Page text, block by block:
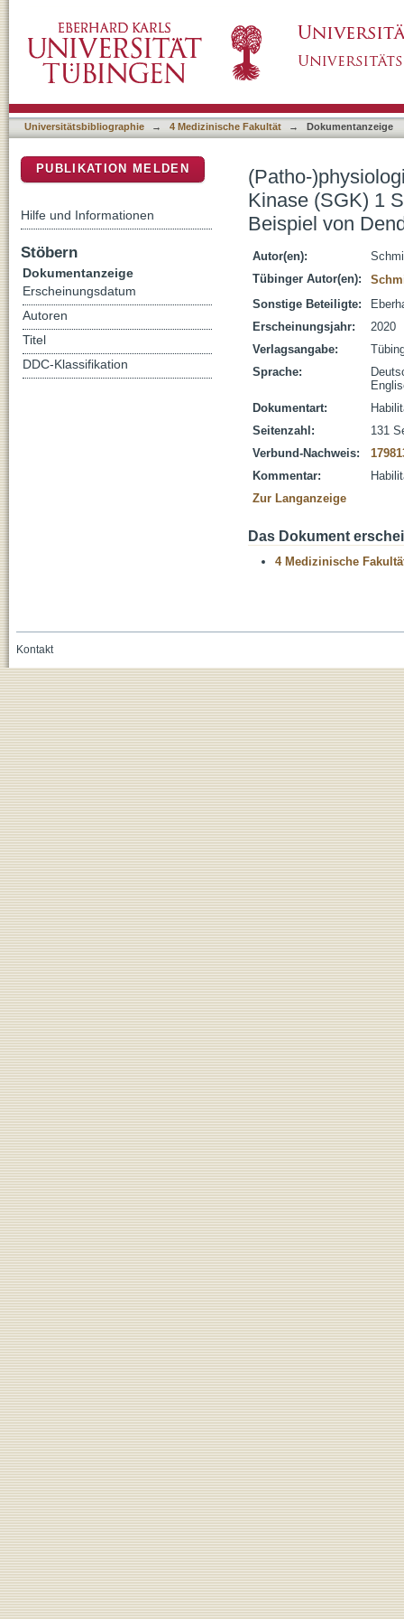
Immunzellen und Tumorzellen am Beispiel
Universitätsbibliographie → 4 Medizinische Fakultät → Dokumentanzeige
(Patho-
Kinase (SGK) 1
Beispiel von
Autor(en):
Tübinger Autor(en):
Sonstige Beteiligte:
Erscheinungsjahr:
2020
Verlagsangabe:
Sprache:
Dokumentart:
Seitenzahl:
131
Verbund-Nachweis:
Kommentar:
Zur Langanzeige
Das Dokument
4 Medizinische
PUBLIKATION MELDEN
Hilfe und Informationen
Stöbern
Dokumentanzeige
Erscheinungsdatum
Autoren
Titel
DDC-Klassifikation
Kontakt